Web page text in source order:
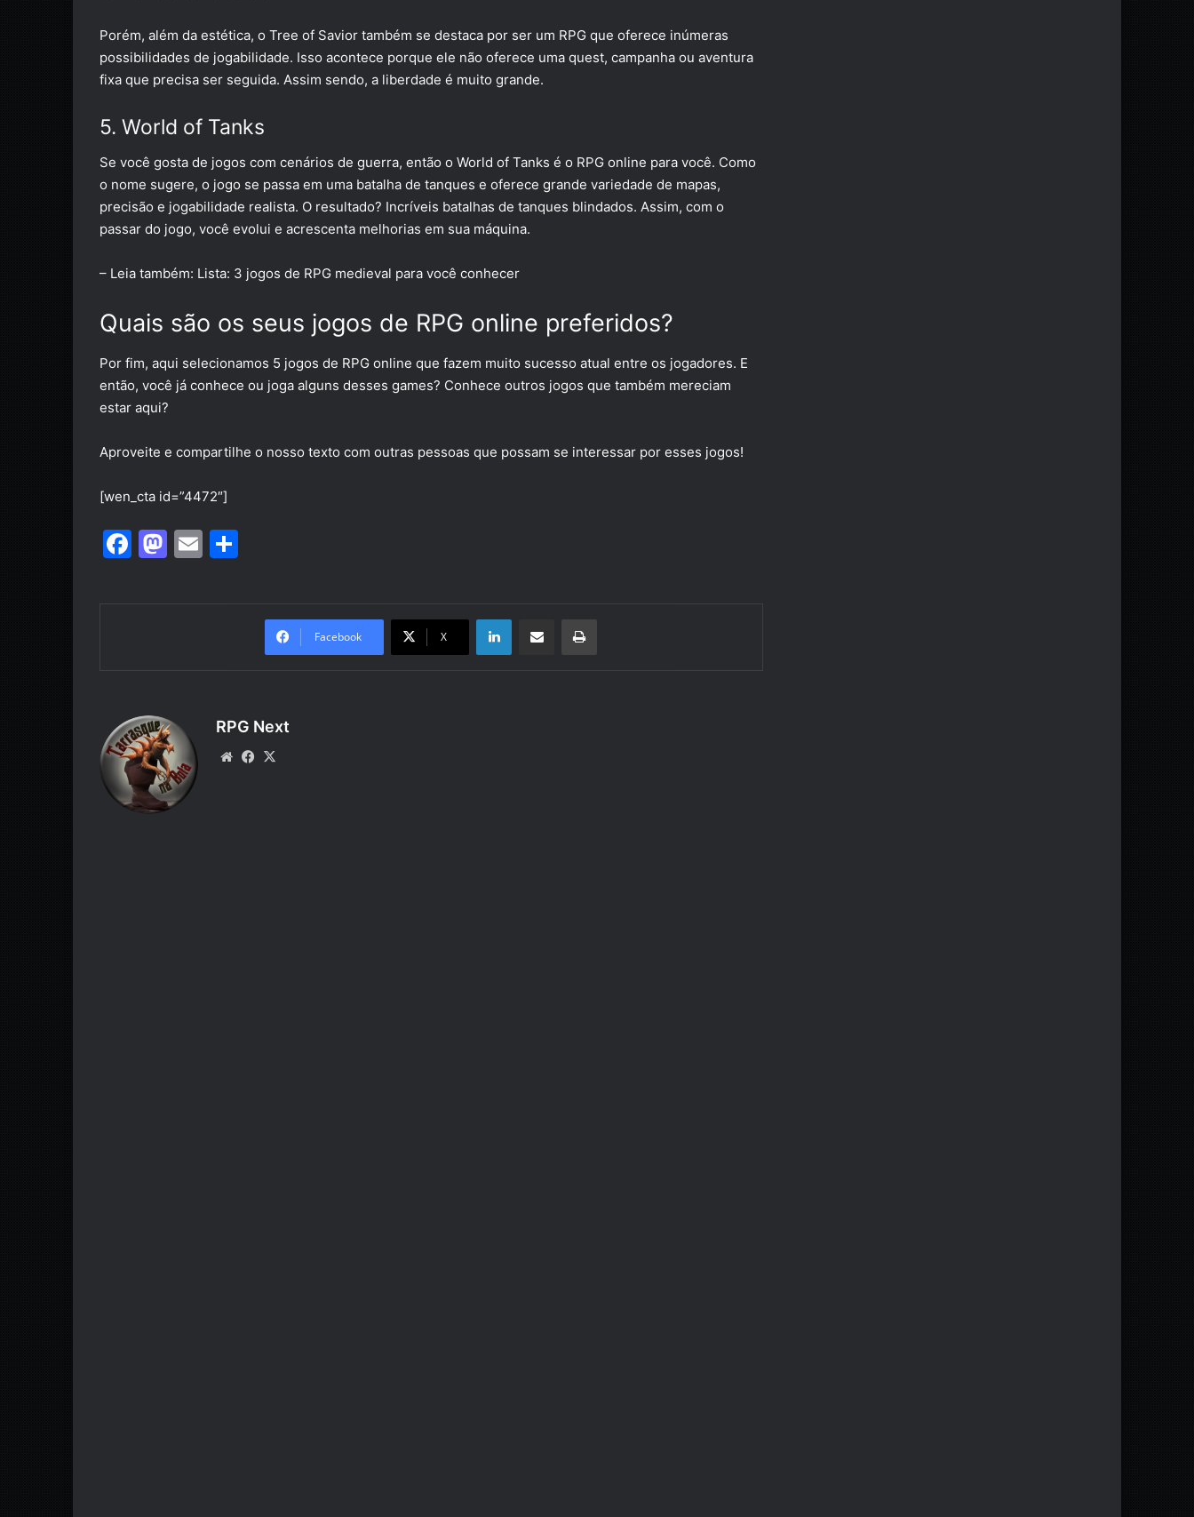
Porém, além da estética, o Tree of Savior também se destaca por ser um RPG que oferece inúmeras
possibilidades de jogabilidade. Isso acontece porque ele não oferece uma quest, campanha ou aventura
fixa que precisa ser seguida. Assim sendo, a liberdade é muito grande.
5. World of Tanks
Se você gosta de jogos com cenários de guerra, então o World of Tanks é o RPG online para você. Como
o nome sugere, o jogo se passa em uma batalha de tanques e oferece grande variedade de mapas,
precisão e jogabilidade realista. O resultado? Incríveis batalhas de tanques blindados. Assim, com o
passar do jogo, você evolui e acrescenta melhorias em sua máquina.
– Leia também: Lista: 3 jogos de RPG medieval para você conhecer
Quais são os seus jogos de RPG online preferidos?
Por fim, aqui selecionamos 5 jogos de RPG online que fazem muito sucesso atual entre os jogadores. E
então, você já conhece ou joga alguns desses games? Conhece outros jogos que também mereciam
estar aqui?
Aproveite e compartilhe o nosso texto com outras pessoas que possam se interessar por esses jogos!
[wen_cta id=”4472″]
F
o
k
M
n
E
Facebook X
Linkedin Compartilhar via e-mail Imprimir
RPG Next
WebsiteFacebook